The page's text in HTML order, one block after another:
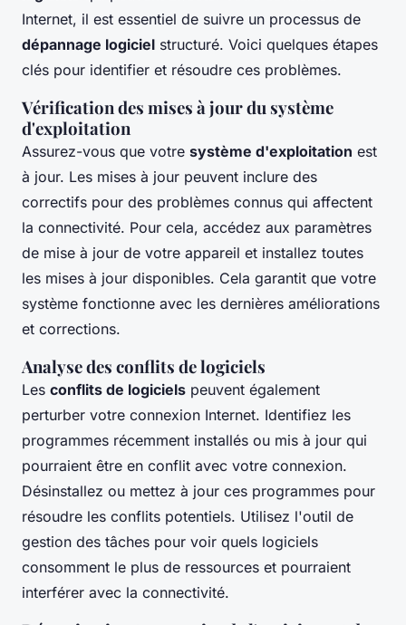
Internet, il est essentiel de suivre un processus de
dépannage logiciel structuré. Voici quelques étapes
clés pour identifier et résoudre ces problèmes.
Vérification des mises à jour du système
d'exploitation
Assurez-vous que votre système d'exploitation est
à jour. Les mises à jour peuvent inclure des
correctifs pour des problèmes connus qui affectent
la connectivité. Pour cela, accédez aux paramètres
de mise à jour de votre appareil et installez toutes
les mises à jour disponibles. Cela garantit que votre
système fonctionne avec les dernières améliorations
et corrections.
Analyse des conflits de logiciels
Les conflits de logiciels peuvent également
perturber votre connexion Internet. Identifiez les
programmes récemment installés ou mis à jour qui
pourraient être en conflit avec votre connexion.
Désinstallez ou mettez à jour ces programmes pour
résoudre les conflits potentiels. Utilisez l'outil de
gestion des tâches pour voir quels logiciels
consomment le plus de ressources et pourraient
interférer avec la connectivité.